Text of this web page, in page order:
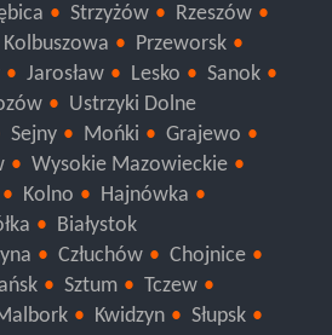
Strzyżów
Rzeszów
Kolbuszowa
Przeworsk
Jarosław Lesko
Sanok
Ustrzyki Dolne
Sejny Mońki
Grajewo
Wysokie Mazowieckie
Kolno
Hajnówka
Białystok
Człuchów
Chojnice
Sztum
Tczew
Kwidzyn
Słupsk